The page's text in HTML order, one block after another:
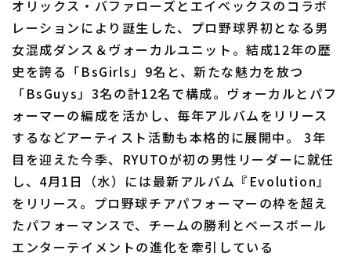
オリックス・バファローズとエイベックスのコラボ
レーションにより誕生した、プロ野球界初となる男
女混成ダンス＆ヴォーカルユニット。結成12年の歴
史を誇る「BsGirls」9名と、新たな魅力を放つ
「BsGuys」3名の計12名で構成。ヴォーカルとパフ
ォーマーの編成を活かし、毎年アルバムをリリース
するなどアーティスト活動も本格的に展開中。 3年
目を迎えた今季、RYUTOが初の男性リーダーに就任
し、4月1日（水）には最新アルバム『Evolution』
をリリース。プロ野球チアパフォーマーの枠を超え
たパフォーマンスで、チームの勝利とベースボール
エンターテイメントの進化を牽引している